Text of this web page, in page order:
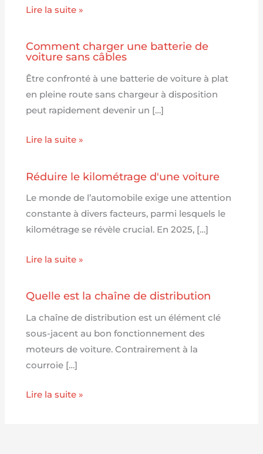
Lire la suite »
Comment charger une batterie de
voiture sans câbles
Être confronté à une batterie de voiture à plat
en pleine route sans chargeur à disposition
peut rapidement devenir un […]
Lire la suite »
Réduire le kilométrage d'une voiture
Le monde de l’automobile exige une attention
constante à divers facteurs, parmi lesquels le
kilométrage se révèle crucial. En 2025, […]
Lire la suite »
Quelle est la chaîne de distribution
La chaîne de distribution est un élément clé
sous-jacent au bon fonctionnement des
moteurs de voiture. Contrairement à la
courroie […]
Lire la suite »